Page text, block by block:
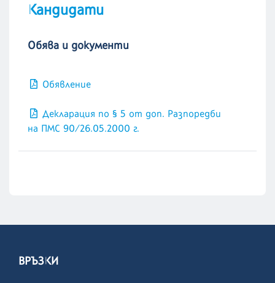
Кандидати
Обява и документи
Обявление
Декларация по § 5 от доп. Разпоредби
на ПМС 90/26.05.2000 г.
ВРЪЗКИ